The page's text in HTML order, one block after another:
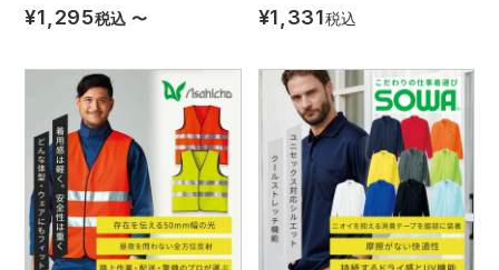
¥1,295税込 〜 ¥1,331税込